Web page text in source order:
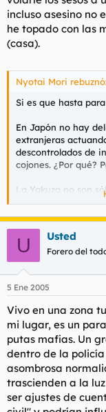
incluso asesino no
he topado con las
(casa).
Nyotai Mori
Si es que hasta
En Japón no hay
extranjeras
descontrolados de
cojones. ¿Por qué?
La Yakuza no son
tatuajes que salen
Yakuza es una
más de lo que se
lo bueno de la
empresas. Y no
en las calles. Aquí
mierda en las
prostitución está
U Usted
Forero del
5 Ene 2005
Vivo en una zona
mi lugar, es un
putas mafias. Un
dentro de la
asombrosa
trascienden a la
ser ajustes de